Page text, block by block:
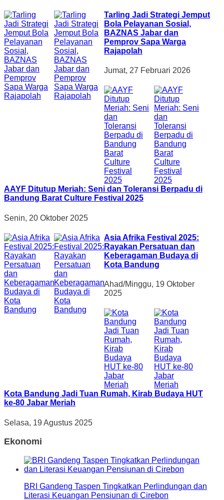
Tarling Jadi Strategi Jemput
Bola Pelayanan Sosial,
BAZNAS Jabar dan
Pemprov Sapa Warga
Rajapolah
Jumat, 27 Februari 2026
AAYF Ditutup Meriah: Seni dan Toleransi Berpadu di
Bandung Barat Culture Festival 2025
Senin, 20 Oktober 2025
Asia Afrika Festival 2025:
Rayakan Persatuan dan
Keberagaman Budaya di
Kota Bandung
Ahad/Minggu, 19 Oktober
2025
Kota Bandung Jadi Tuan Rumah, Kirab Budaya HUT
ke-80 Jabar Meriah
Selasa, 19 Agustus 2025
Ekonomi
BRI Gandeng Taspen Tingkatkan Perlindungan dan
Literasi Keuangan Pensiunan di Cirebon